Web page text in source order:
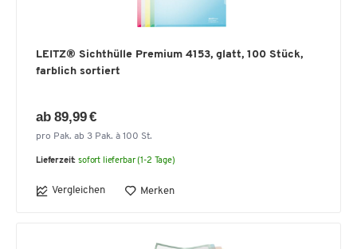
LEITZ® Sichthülle Premium 4153, glatt, 100 Stück,
farblich sortiert
ab 89,99 €
pro Pak. ab 3 Pak. à 100 St.
Lieferzeit: sofort lieferbar (1-2 Tage)
Vergleichen Merken